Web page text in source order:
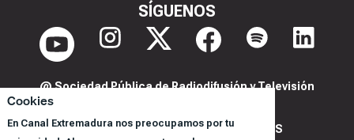
Cookies
En Canal Extremadura nos preocupamos por tu
SÍGUENOS
@ Sociedad Pública de Radiodifusión y Televisión
POLITICA DE PRIVACIDAD Y COOKIES